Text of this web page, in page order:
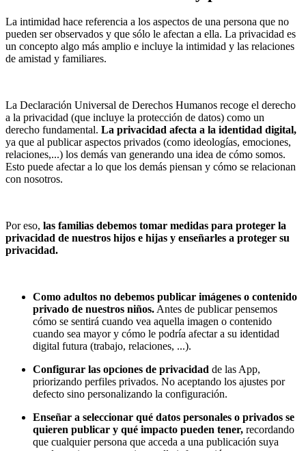
La intimidad hace referencia a los aspectos de una persona que no
pueden ser observados y que sólo le afectan a ella. La privacidad es
un concepto algo más amplio e incluye la intimidad y las relaciones
de amistad y familiares.
La Declaración Universal de Derechos Humanos recoge el derecho
a la privacidad (que incluye la protección de datos) como un
derecho fundamental. La privacidad afecta a la identidad digital,
ya que al publicar aspectos privados (como ideologías, emociones,
relaciones,...) los demás van generando una idea de cómo somos.
Esto puede afectar a lo que los demás piensan y cómo se relacionan
con nosotros.
Por eso, las familias debemos tomar medidas para proteger la
privacidad de nuestros hijos e hijas y enseñarles a proteger su
privacidad.
Como adultos no debemos publicar imágenes o contenido
privado de nuestros niños.Antes de publicar pensemos
cómo se sentirá cuando vea aquella imagen o contenido
cuando sea mayor y cómo le podría afectar a su identidad
digital futura (trabajo, relaciones, ...).
Configurar las opciones de privacidad de las App,
priorizando perfiles privados. No aceptando los ajustes por
defecto sino personalizando la configuración.
Enseñar a seleccionar qué datos personales o privados se
quieren publicar y qué impacto pueden tener, recordando
que cualquier persona que acceda a una publicación suya